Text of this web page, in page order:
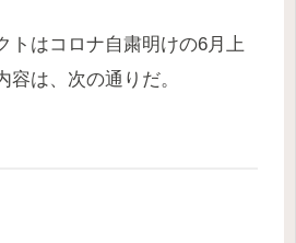
トはコロナ自粛明けの6月上
は、次の通りだ。